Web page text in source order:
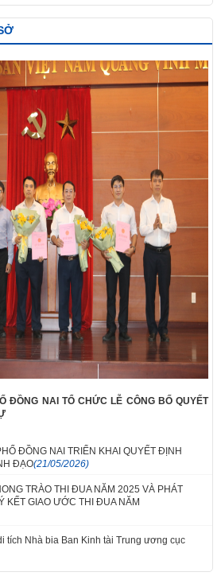
ĐỒNG NAI TỔ CHỨC LỄ CÔNG BỐ QUYẾT
ĐỒNG NAI TRIỂN KHAI QUYẾT ĐỊNH
ĐẠO(21/05/2026)
TRÀO THI ĐUA NĂM 2025 VÀ PHÁT
KẾT GIAO ƯỚC THI ĐUA NĂM
tích Nhà bia Ban Kinh tài Trung ương cục